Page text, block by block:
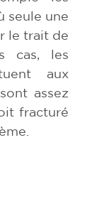
seule une
le trait de
cas, les
aux
assez
fracturé